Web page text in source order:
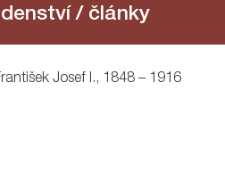
/ články
Josef I., 1848 – 1916